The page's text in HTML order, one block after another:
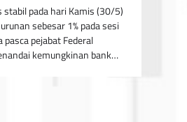
stabil pada hari Kamis (30/5)
sebesar 1% pada sesi
pejabat Federal
kemungkinan bank…